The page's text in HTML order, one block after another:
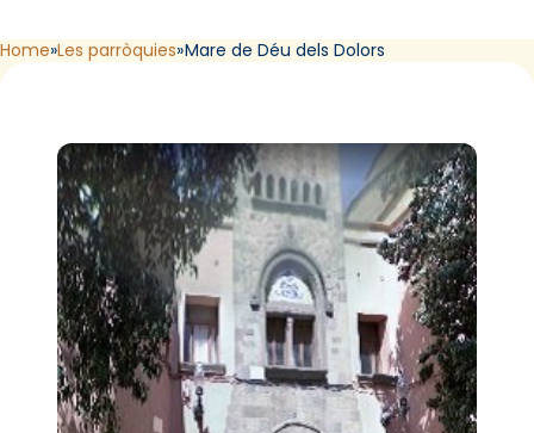
Home Les parròquies Mare de Déu dels Dolors